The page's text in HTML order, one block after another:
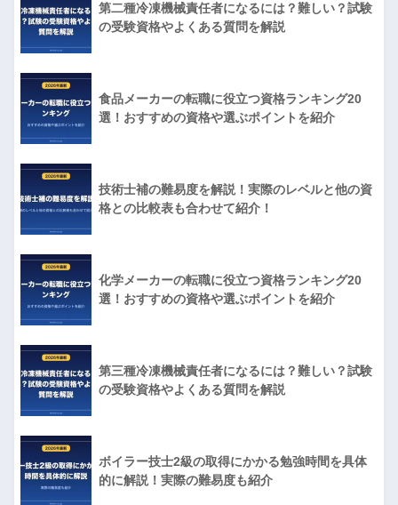
第二種冷凍機械責任者になるには？難しい？試験
の受験資格やよくある質問を解説
食品メーカーの転職に役立つ資格ランキング20
選！おすすめの資格や選ぶポイントを紹介
技術士補の難易度を解説！実際のレベルと他の資
格との比較表も合わせて紹介！
化学メーカーの転職に役立つ資格ランキング20
選！おすすめの資格や選ぶポイントを紹介
第三種冷凍機械責任者になるには？難しい？試験
の受験資格やよくある質問を解説
ボイラー技士2級の取得にかかる勉強時間を具体
的に解説！実際の難易度も紹介